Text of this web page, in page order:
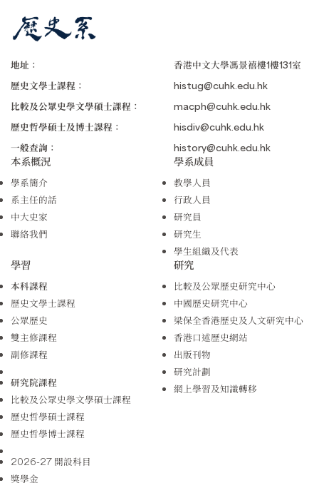
地址：
香港中文大學馮景禧樓1樓131室
歷史文學士課程：
histug@cuhk.edu.hk
比較及公眾史學文學碩士課程：
macph@cuhk.edu.hk
歷史哲學碩士及博士課程：
hisdiv@cuhk.edu.hk
一般查詢：
history@cuhk.edu.hk
本系概況
學系簡介
系主任的話
中大史家
聯絡我們
學系成員
教學人員
行政人員
研究員
研究生
學生組織及代表
學習
本科課程
歷史文學士課程
公眾歷史
雙主修課程
副修課程
研究院課程
比較及公眾史學文學碩士課程
歷史哲學碩士課程
歷史哲學博士課程
2026-27 開設科目
獎學金
研究
比較及公眾歷史研究中心
中國歷史研究中心
梁保全香港歷史及人文研究中心
香港口述歷史網站
出版刊物
研究計劃
網上學習及知識轉移